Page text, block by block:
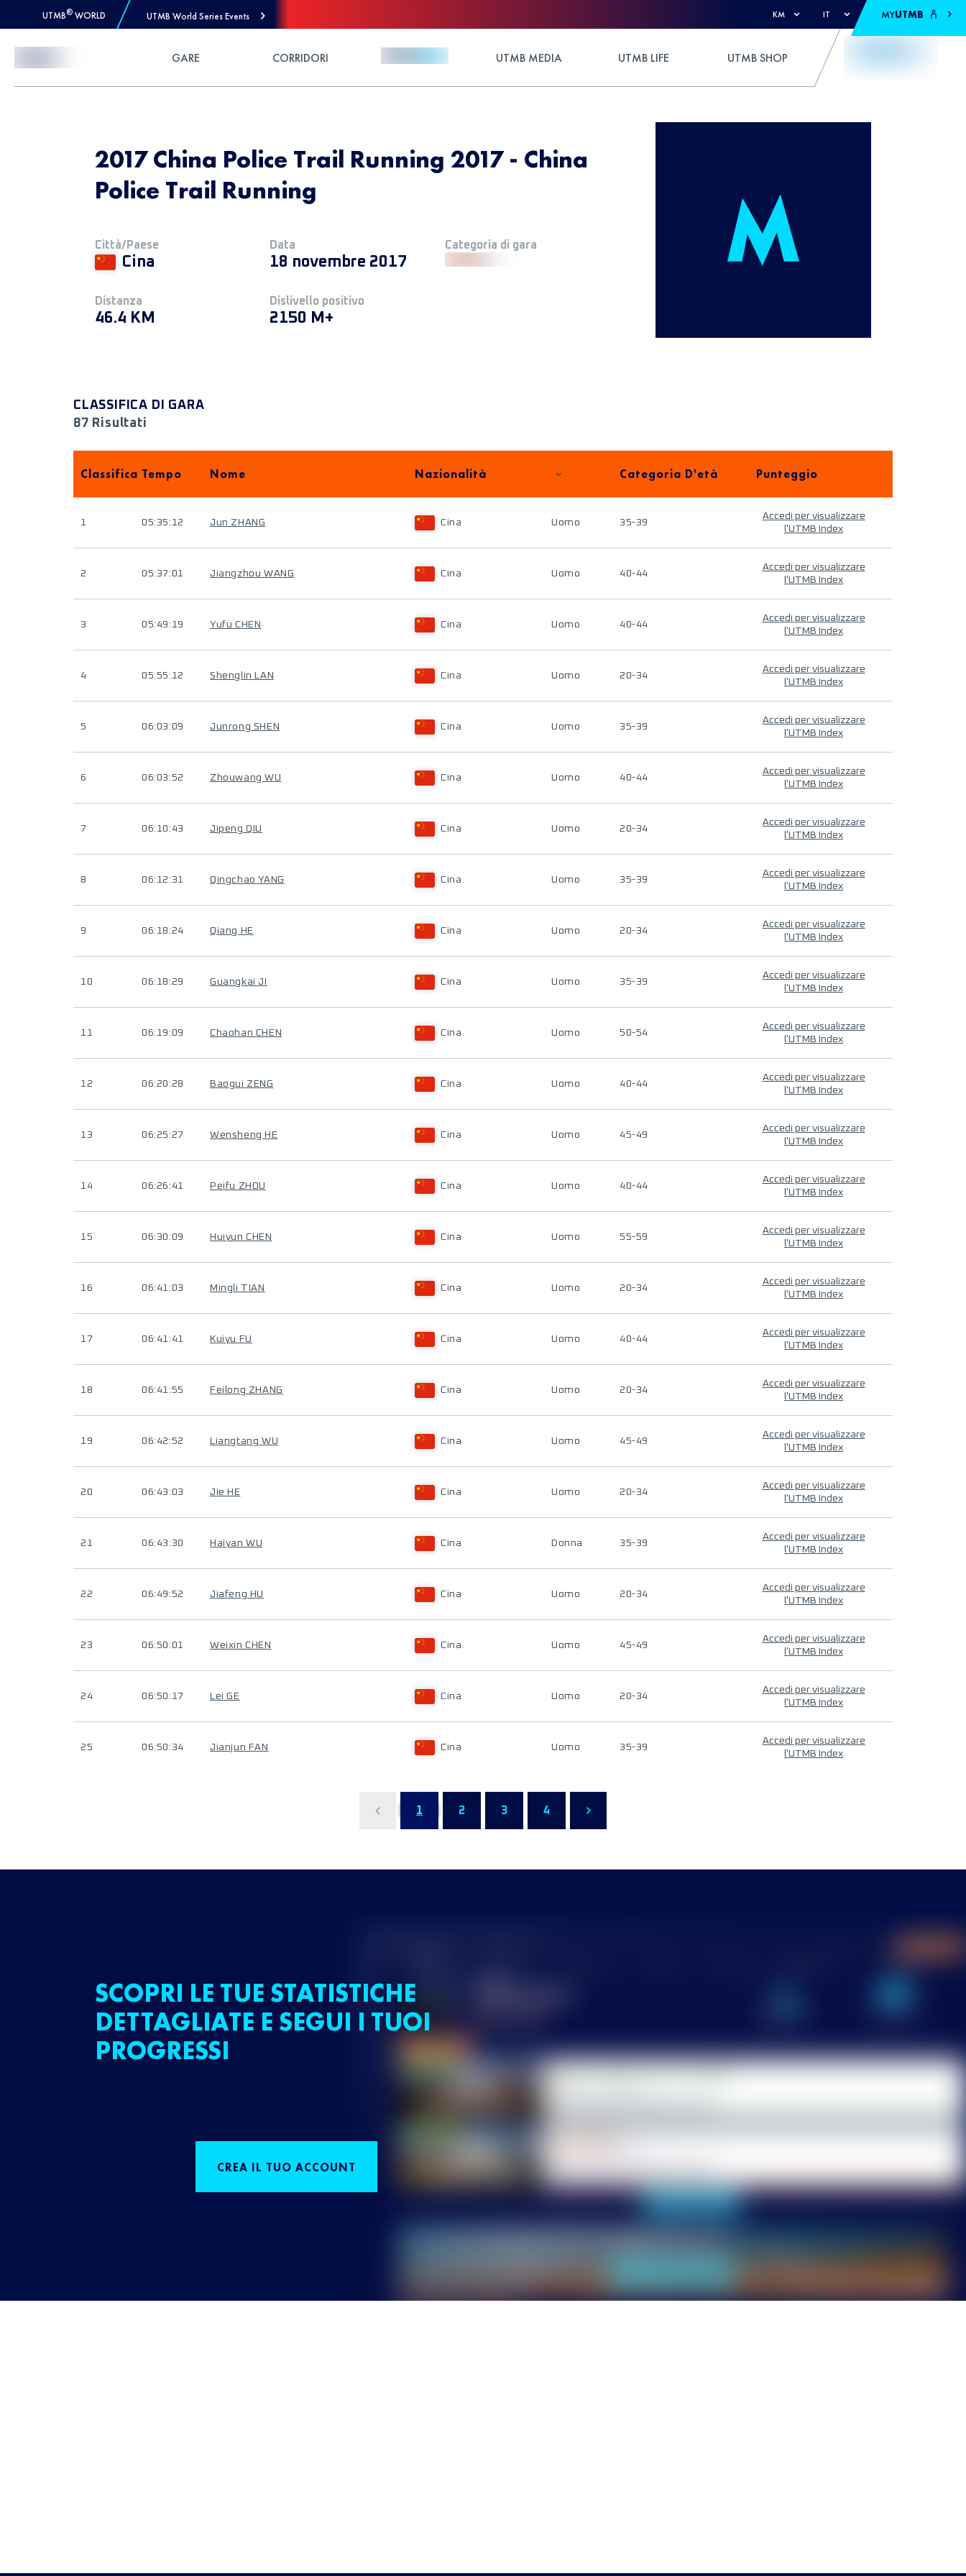
UTMB® WORLD UTMB World Series Events KM IT MYUTMB
GARE CORRIDORI UTMB MEDIA UTMB LIFE UTMB SHOP
2017 China Police Trail Running 2017 - China
Police Trail Running
Città/Paese
Cina
Data
18 novembre 2017
Categoria di gara
Distanza
46.4 KM
Dislivello positivo
2150 M+
CLASSIFICA DI GARA
87 Risultati
Classifica Tempo Nome Nazionalità Categoria D'età Punteggio
1 05:35:12 Jun ZHANG Cina Uomo 35-39
Accedi per visualizzare
l'UTMB Index
2 05:37:01 Jiangzhou WANG Cina Uomo 40-44
Accedi per visualizzare
l'UTMB Index
3 05:49:19 Yufu CHEN Cina Uomo 40-44
Accedi per visualizzare
l'UTMB Index
4 05:55:12 Shenglin LAN Cina Uomo 20-34
Accedi per visualizzare
l'UTMB Index
5 06:03:09 Junrong SHEN Cina Uomo 35-39
Accedi per visualizzare
l'UTMB Index
6 06:03:52 Zhouwang WU Cina Uomo 40-44
Accedi per visualizzare
l'UTMB Index
7 06:10:43 Jipeng QIU Cina Uomo 20-34
Accedi per visualizzare
l'UTMB Index
8 06:12:31 Qingchao YANG Cina Uomo 35-39
Accedi per visualizzare
l'UTMB Index
9 06:18:24 Qiang HE Cina Uomo 20-34
Accedi per visualizzare
l'UTMB Index
10 06:18:29 Guangkai JI Cina Uomo 35-39
Accedi per visualizzare
l'UTMB Index
11 06:19:09 Chaohan CHEN Cina Uomo 50-54
Accedi per visualizzare
l'UTMB Index
12 06:20:28 Baogui ZENG Cina Uomo 40-44
Accedi per visualizzare
l'UTMB Index
13 06:25:27 Wensheng HE Cina Uomo 45-49
Accedi per visualizzare
l'UTMB Index
14 06:26:41 Peifu ZHOU Cina Uomo 40-44
Accedi per visualizzare
l'UTMB Index
15 06:30:09 Huiyun CHEN Cina Uomo 55-59
Accedi per visualizzare
l'UTMB Index
16 06:41:03 Mingli TIAN Cina Uomo 20-34
Accedi per visualizzare
l'UTMB Index
17 06:41:41 Kuiyu FU Cina Uomo 40-44
Accedi per visualizzare
l'UTMB Index
18 06:41:55 Feilong ZHANG Cina Uomo 20-34
Accedi per visualizzare
l'UTMB Index
19 06:42:52 Liangtang WU Cina Uomo 45-49
Accedi per visualizzare
l'UTMB Index
20 06:43:03 Jie HE Cina Uomo 20-34
Accedi per visualizzare
l'UTMB Index
21 06:43:30 Haiyan WU Cina Donna 35-39
Accedi per visualizzare
l'UTMB Index
22 06:49:52 Jiafeng HU Cina Uomo 20-34
Accedi per visualizzare
l'UTMB Index
23 06:50:01 Weixin CHEN Cina Uomo 45-49
Accedi per visualizzare
l'UTMB Index
24 06:50:17 Lei GE Cina Uomo 20-34
Accedi per visualizzare
l'UTMB Index
25 06:50:34 Jianjun FAN Cina Uomo 35-39
Accedi per visualizzare
l'UTMB Index
1 2 3 4
SCOPRI LE TUE STATISTICHE
DETTAGLIATE E SEGUI I TUOI
PROGRESSI
CREA IL TUO ACCOUNT